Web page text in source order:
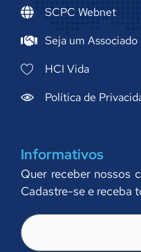
SCPC Webnet
Seja um Associado
HCI Vida
Política de
Informativos
Quer receber nossos
Cadastre-se e receba
E-
mail
(obrigatório)